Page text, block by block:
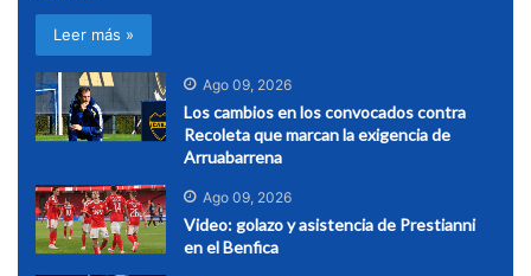
Leer más »
Ago 09, 2026
Los cambios en los convocados contra
Recoleta que marcan la exigencia de
Arruabarrena
Ago 09, 2026
Video: golazo y asistencia de Prestianni
en el Benfica